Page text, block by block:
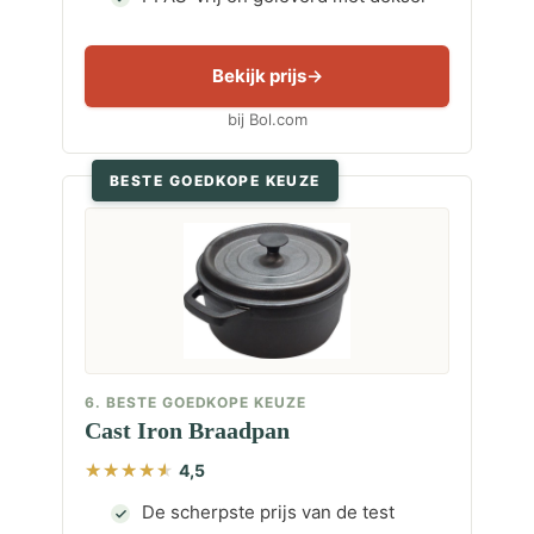
Bekijk prijs
bij Bol.com
BESTE GOEDKOPE KEUZE
6. BESTE GOEDKOPE KEUZE
Cast Iron Braadpan
4,5
De scherpste prijs van de test